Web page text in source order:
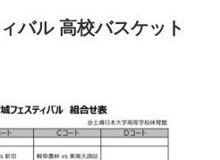
バル 高校バスケット